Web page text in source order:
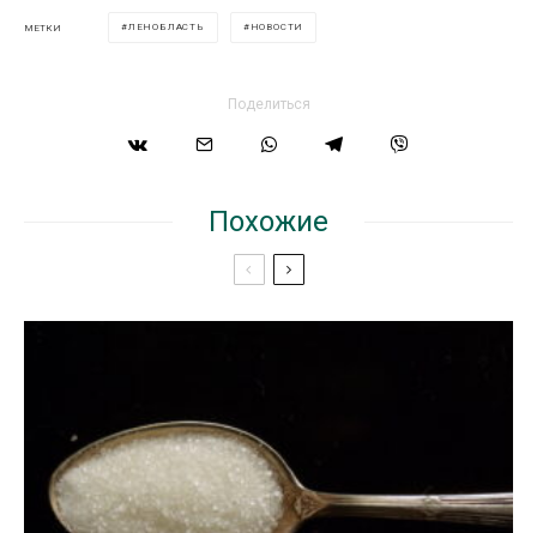
МЕТКИ ЛЕНОБЛАСТЬ НОВОСТИ
Поделиться
Похожие